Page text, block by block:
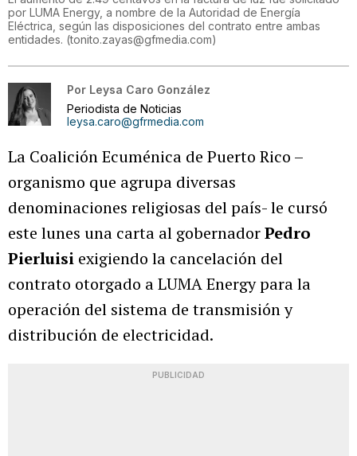
por LUMA Energy, a nombre de la Autoridad de Energía
Eléctrica, según las disposiciones del contrato entre ambas
entidades. (tonito.zayas@gfmedia.com)
Por Leysa Caro González
Periodista de Noticias
leysa.caro@gfrmedia.com
La Coalición Ecuménica de Puerto Rico –
organismo que agrupa diversas
denominaciones religiosas del país- le cursó
este lunes una carta al gobernadorPedro
Pierluisi exigiendo la cancelación del
contrato otorgado a LUMA Energy para la
operación del sistema de transmisión y
distribución de electricidad.
PUBLICIDAD